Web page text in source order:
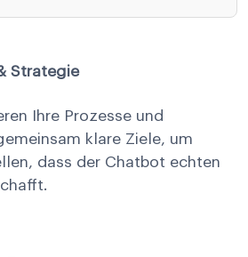
Strategie
Ihre Prozesse und
klare Ziele, um
dass der Chatbot echten